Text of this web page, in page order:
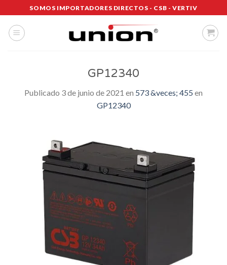
al
contenido
SOMOS IMPORTADORES DIRECTOS - CSB - VERTIV
GP12340
Publicado 3 de junio de 2021 en 573 &veces; 455 en
GP12340